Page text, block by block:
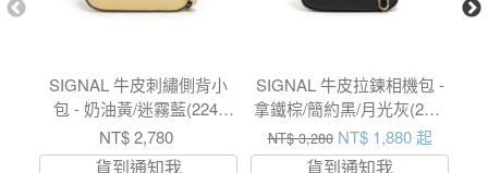
SIGNAL 牛皮刺繡側背小
包 - 奶油黃/迷霧藍(224-
058)
NT$ 2,780
貨到通知我
SIGNAL 牛皮拉鍊相機包 -
拿鐵棕/簡約黑/月光灰(224-
067)
NT$ 3,280NT$ 1,880 起
貨到通知我